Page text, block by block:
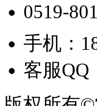
0519-
手机：
客服QQ